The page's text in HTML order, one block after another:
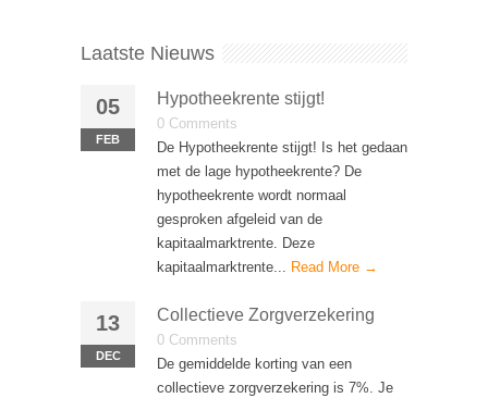
Laatste Nieuws
05
FEB
Hypotheekrente stijgt!
0 Comments
De Hypotheekrente stijgt! Is het gedaan
met de lage hypotheekrente? De
hypotheekrente wordt normaal
gesproken afgeleid van de
kapitaalmarktrente. Deze
kapitaalmarktrente... Read More →
13
DEC
Collectieve Zorgverzekering
0 Comments
De gemiddelde korting van een
collectieve zorgverzekering is 7%. Je